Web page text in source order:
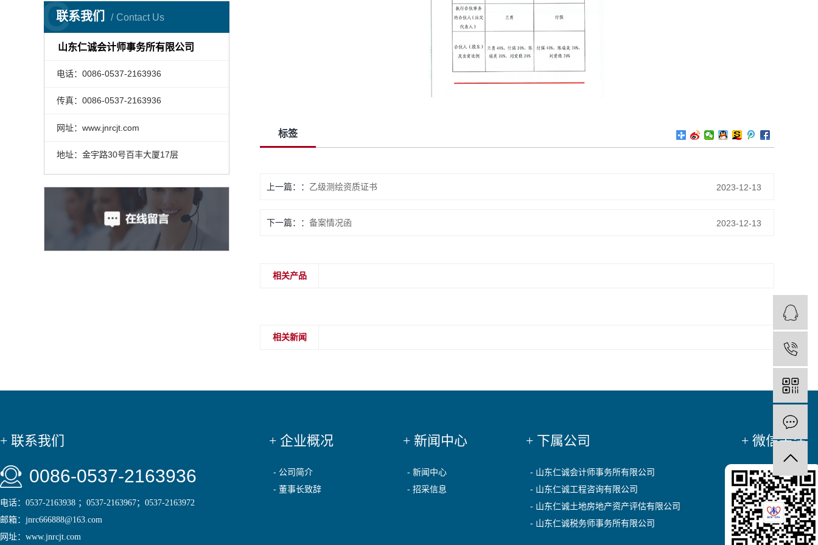
联系我们 Contact Us
C
山东仁诚会计师事务所有限公司
电话：0086-0537-2163936
传真：0086-0537-2163936
网址：www.jnrcjt.com
地址：金宇路30号百丰大厦17层
标签
上一篇： 乙级测绘资质证书 2023-12-13
下一篇： 备案情况函 2023-12-13
相关产品
相关新闻
+ 联系我们
0086-0537-2163936
电话：0537-2163938 ；0537-2163967；0537-2163972
邮箱：jnrc666888@163.com
网址：www.jnrcjt.com
+ 企业概况
- 公司简介
- 董事长致辞
+ 新闻中心
- 新闻中心
- 招采信息
+ 下属公司
- 山东仁诚会计师事务所有限公司
- 山东仁诚工程咨询有限公司
- 山东仁诚土地房地产资产评估有限公司
- 山东仁诚税务师事务所有限公司
+ 微信关注